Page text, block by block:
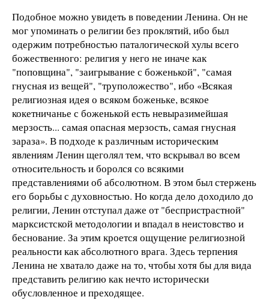
Подобное можно увидеть в поведении Ленина. Он не
мог упоминать о религии без проклятий, ибо был
одержим потребностью паталогической хулы всего
божественного: религия у него не иначе как
"поповщина", "заигрывание с боженькой", "самая
гнусная из вещей", "труположество", ибо «Всякая
религиозная идея о всяком боженьке, всякое
кокетничанье с боженькой есть невыразимейшая
мерзость... самая опасная мерзость, самая гнусная
зараза». В подходе к различным историческим
явлениям Ленин щеголял тем, что вскрывал во всем
относительность и боролся со всякими
представлениями об абсолютном. В этом был стержень
его борьбы с духовностью. Но когда дело доходило до
религии, Ленин отступал даже от "беспристрастной"
марксистской методологии и впадал в неистовство и
беснование. За этим кроется ощущение религиозной
реальности как абсолютного врага. Здесь терпения
Ленина не хватало даже на то, чтобы хотя бы для вида
представить религию как нечто исторически
обусловленное и преходящее.